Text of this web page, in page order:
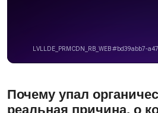
Почему упал
реальная причина, о